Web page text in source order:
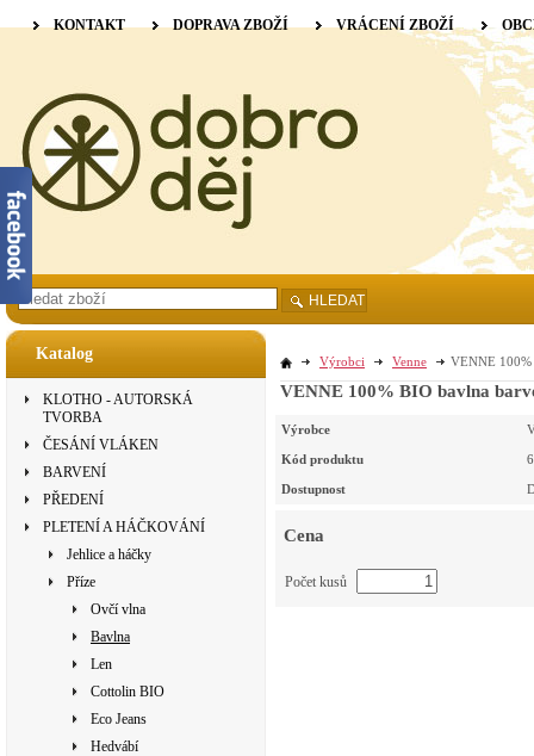
Katalog
KLOTHO - AUTORSKÁ
TVORBA
ČESÁNÍ VLÁKEN
BARVENÍ
PŘEDENÍ
PLETENÍ A HÁČKOVÁNÍ
Jehlice a háčky
Příze
Ovčí vlna
Bavlna
Len
Cottolin BIO
Eco Jeans
Hedvábí
Výrobci Venne VENNE
VENNE 100% BIO bavlna
Výrobce
Kód produktu
Dostupnost
Cena
Počet kusů
KONTAKT DOPRAVA ZBOŽÍ VRÁCENÍ ZBOŽÍ
HLEDAT